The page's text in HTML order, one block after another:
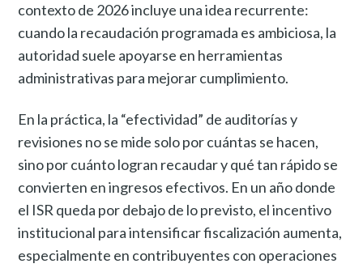
contexto de 2026 incluye una idea recurrente:
cuando la recaudación programada es ambiciosa, la
autoridad suele apoyarse en herramientas
administrativas para mejorar cumplimiento.
En la práctica, la “efectividad” de auditorías y
revisiones no se mide solo por cuántas se hacen,
sino por cuánto logran recaudar y qué tan rápido se
convierten en ingresos efectivos. En un año donde
el ISR queda por debajo de lo previsto, el incentivo
institucional para intensificar fiscalización aumenta,
especialmente en contribuyentes con operaciones